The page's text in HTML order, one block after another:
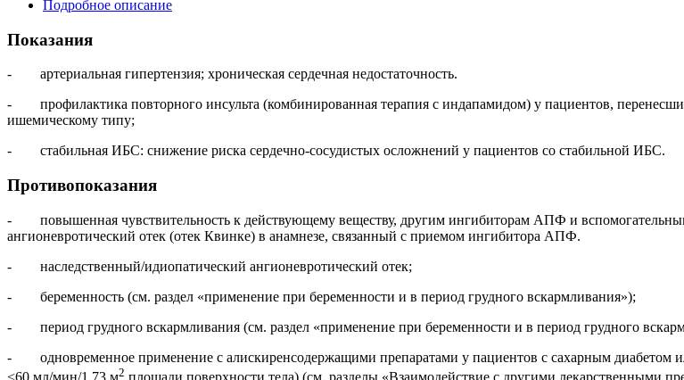
Подробное описание
Показания
- артериальная гипертензия; хроническая сердечная недостаточность.
- профилактика повторного инсульта (комбинированная терапия с индапамидом) у пациентов,
ишемическому типу;
- стабильная ИБС: снижение риска сердечно-сосудистых осложнений у пациентов со стабильной ИБС.
Противопоказания
- повышенная чувствительность к действующему веществу, другим ингибиторам АПФ и вспомогательным
ангионевротический отек (отек Квинке) в анамнезе, связанный с приемом ингибитора АПФ.
- наследственный/идиопатический ангионевротический отек;
- беременность (см. раздел «применение при беременности и в период грудного вскармливания»);
- период грудного вскармливания (см. раздел «применение при беременности и в период грудного
- одновременное применение с алискиренсодержащими препаратами у пациентов с сахарным диабетом
<60 мл/мин/1,73 м2 площади поверхности тела) (см. разделы «Взаимодействие с другими лекарственными